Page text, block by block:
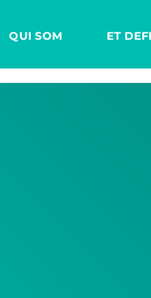
QUI SOM ET